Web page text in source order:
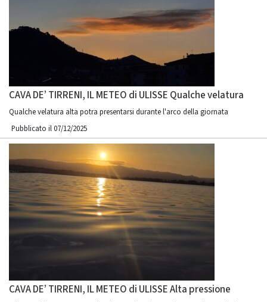
CAVA DE’ TIRRENI, IL METEO di ULISSE Qualche velatura
Qualche velatura alta potra presentarsi durante l'arco della giornata
Pubblicato il 07/12/2025
CAVA DE’ TIRRENI, IL METEO di ULISSE Alta pressione